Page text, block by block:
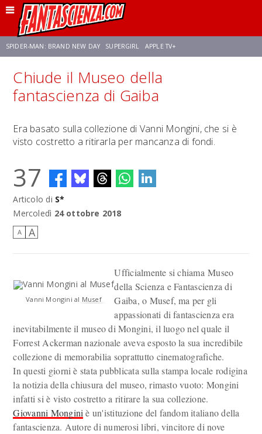
SPIDER-MAN: BRAND NEW DAY SUPERGIRL APPLE TV+
FRANCO RICCIARDIELLO ZENDAYA STAR TREK AVENGERS: DOOMSDAY
Chiude il Museo della
fantascienza di Gaiba
Era basato sulla collezione di Vanni Mongini, che si è
visto costretto a ritirarla per mancanza di fondi.
37
Articolo di S*
Mercoledì 24 ottobre 2018
A A
Vanni Mongini al Musef
Ufficialmente si chiama Museo
della Scienza e Fantascienza di
Gaiba, o Musef, ma per gli
appassionati di fantascienza era
inevitabilmente il museo di Mongini, il luogo nel quale il
Forrest Ackerman nazionale aveva esposto la sua incredibile
collezione di memorabilia soprattutto cinematografiche.
In questi giorni è stata pubblicata sulla stampa locale rodigina
la notizia della chiusura del museo, rimasto vuoto: Mongini
infatti si è visto costretto a ritirare la sua collezione.
Giovanni Mongini è un'istituzione del fandom italiano della
fantascienza. Autore di numerosi libri, vincitore di nove